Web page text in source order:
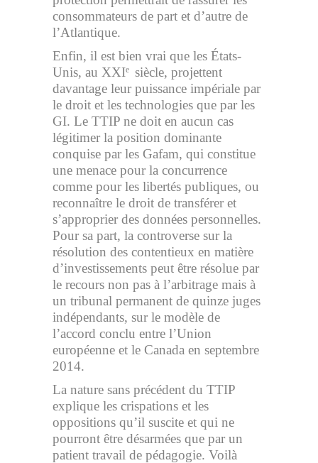
consommateurs de part et d’autre de
l’Atlantique.
Enfin, il est bien vrai que les États-
Unis, au XXIe
siècle, projettent
davantage leur puissance impériale par
le droit et les technologies que par les
GI. Le TTIP ne doit en aucun cas
légitimer la position dominante
conquise par les Gafam, qui constitue
une menace pour la concurrence
comme pour les libertés publiques, ou
reconnaître le droit de transférer et
s’approprier des données personnelles.
Pour sa part, la controverse sur la
résolution des contentieux en matière
d’investissements peut être résolue par
le recours non pas à l’arbitrage mais à
un tribunal permanent de quinze juges
indépendants, sur le modèle de
l’accord conclu entre l’Union
européenne et le Canada en septembre
2014.
La nature sans précédent du TTIP
explique les crispations et les
oppositions qu’il suscite et qui ne
pourront être désarmées que par un
patient travail de pédagogie. Voilà